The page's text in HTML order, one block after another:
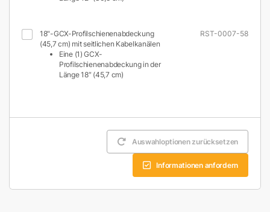
18"-GCX-Profilschienenabdeckung
(45,7 cm) mit seitlichen Kabelkanälen
Eine (1) GCX-
Profilschienenabdeckung in der
Länge 18″ (45,7 cm)
RST-0007-58
Auswahloptionen zurücksetzen
Informationen anfordern